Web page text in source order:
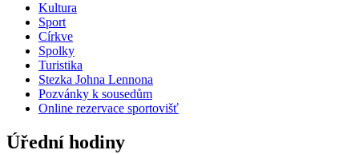
Kultura
Sport
Církve
Spolky
Turistika
Stezka Johna Lennona
Pozvánky k sousedům
Online rezervace sportovišť
Úřední hodiny